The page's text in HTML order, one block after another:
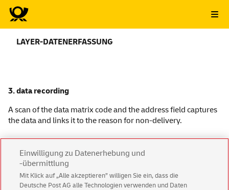
LAYER-DATENERFASSUNG
3. data recording
A scan of the data matrix code and the address field captures
the data and links it to the reason for non-delivery.
Business customer service German Version
Einwilligung zu Datenerhebung und
-übermittlung
Mit Klick auf „Alle akzeptieren” willigen Sie ein, dass die
Deutsche Post AG alle Technologien verwenden und Daten